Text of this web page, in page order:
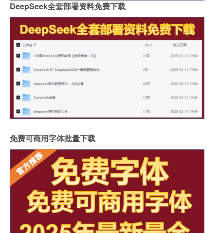
DeepSeek全套部署资料免费下载
免费可商用字体批量下载